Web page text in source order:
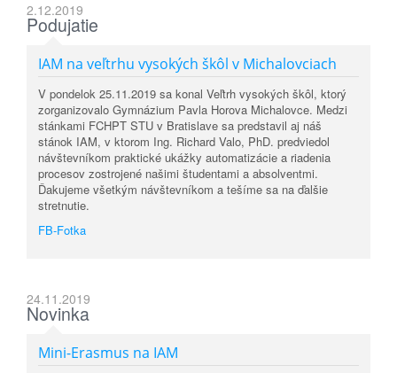
2.12.2019
Podujatie
IAM na veľtrhu vysokých škôl v Michalovciach
V pondelok 25.11.2019 sa konal Veľtrh vysokých škôl, ktorý
zorganizovalo Gymnázium Pavla Horova Michalovce. Medzi
stánkami FCHPT STU v Bratislave sa predstavil aj náš
stánok IAM, v ktorom Ing. Richard Valo, PhD. predviedol
návštevníkom praktické ukážky automatizácie a riadenia
procesov zostrojené našimi študentami a absolventmi.
Ďakujeme všetkým návštevníkom a tešíme sa na ďalšie
stretnutie.
FB-Fotka
24.11.2019
Novinka
Mini-Erasmus na IAM